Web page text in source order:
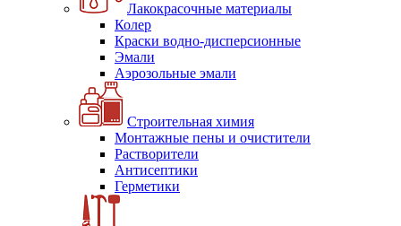
Лакокрасочные материалы
Колер
Краски водно-дисперсионные
Эмали
Аэрозольные эмали
Строительная химия
Монтажные пены и очистители
Растворители
Антисептики
Герметики